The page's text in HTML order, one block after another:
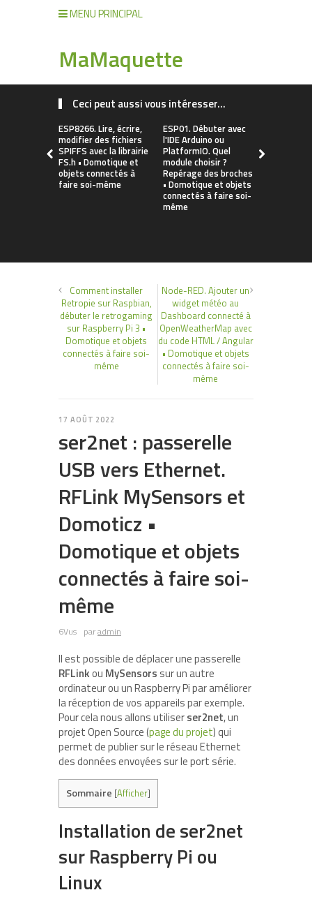
MENU PRINCIPAL
MaMaquette
Ceci peut aussi vous intéresser...
ESP8266. Lire, écrire,
modifier des fichiers
SPIFFS avec la librairie
FS.h • Domotique et
objets connectés à
faire soi-même
ESP01. Débuter avec
l'IDE Arduino ou
PlatformIO. Quel
module choisir ?
Repérage des broches
• Domotique et objets
connectés à faire soi-
même
Comment installer
Retropie sur Raspbian,
débuter le retrogaming
sur Raspberry Pi 3 •
Domotique et objets
connectés à faire soi-
même
Node-RED. Ajouter un
widget météo au
Dashboard connecté à
OpenWeatherMap avec
du code HTML / Angular
• Domotique et objets
connectés à faire soi-
même
17 AOÛT 2022
ser2net : passerelle
USB vers Ethernet.
RFLink MySensors et
Domoticz •
Domotique et objets
connectés à faire soi-
même
6Vus paradmin
Il est possible de déplacer une passerelle
RFLinkou MySensors sur un autre
ordinateur ou un Raspberry Pi par améliorer
la réception de vos appareils par exemple.
Pour cela nous allons utiliserser2net, un
projet Open Source (page du projet) qui
permet de publier sur le réseau Ethernet
des données envoyées sur le port série.
Sommaire [Afficher]
Installation de ser2net
sur Raspberry Pi ou
Linux